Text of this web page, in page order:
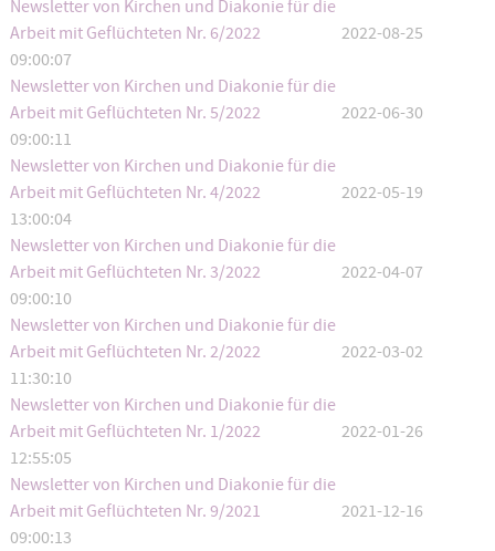
Newsletter von Kirchen und Diakonie für die
Arbeit mit Geflüchteten Nr. 6/2022
2022-08-25
09:00:07
Newsletter von Kirchen und Diakonie für die
Arbeit mit Geflüchteten Nr. 5/2022
2022-06-30
09:00:11
Newsletter von Kirchen und Diakonie für die
Arbeit mit Geflüchteten Nr. 4/2022
2022-05-19
13:00:04
Newsletter von Kirchen und Diakonie für die
Arbeit mit Geflüchteten Nr. 3/2022
2022-04-07
09:00:10
Newsletter von Kirchen und Diakonie für die
Arbeit mit Geflüchteten Nr. 2/2022
2022-03-02
11:30:10
Newsletter von Kirchen und Diakonie für die
Arbeit mit Geflüchteten Nr. 1/2022
2022-01-26
12:55:05
Newsletter von Kirchen und Diakonie für die
Arbeit mit Geflüchteten Nr. 9/2021
2021-12-16
09:00:13